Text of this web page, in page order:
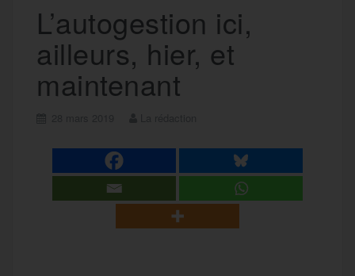
L’autogestion ici,
ailleurs, hier, et
maintenant